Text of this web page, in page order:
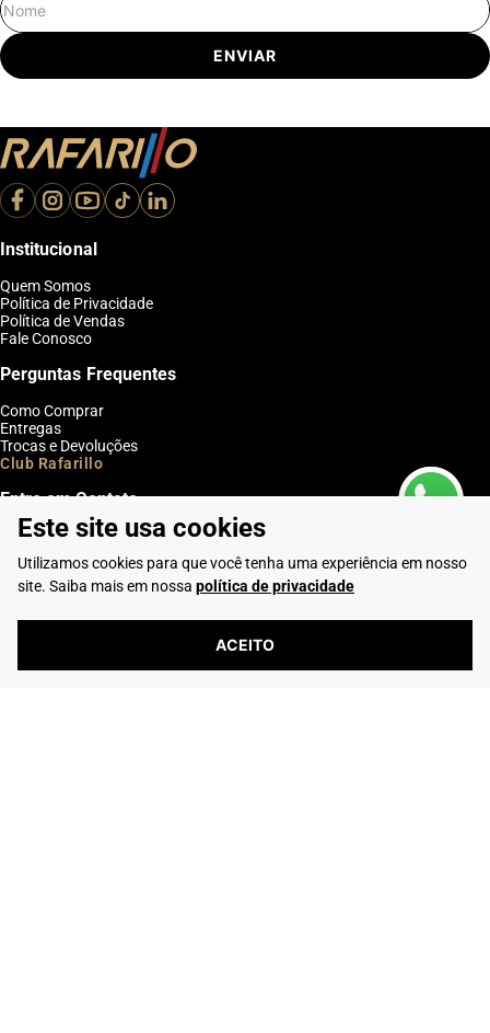
Este site usa cookies
Utilizamos cookies para que você tenha uma experiência em nosso
site. Saiba mais em nossa política de privacidade
ACEITO
ENVIAR
Institucional
Quem Somos
Política de Privacidade
Política de Vendas
Fale Conosco
Perguntas Frequentes
Como Comprar
Entregas
Trocas e Devoluções
Club Rafarillo
Entre em Contato
Telefone: (16) 2103-0347
Whatsapp: (16) 99195-5292